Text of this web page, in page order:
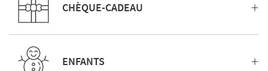
CHÈQUE-CADEAU
ENFANTS